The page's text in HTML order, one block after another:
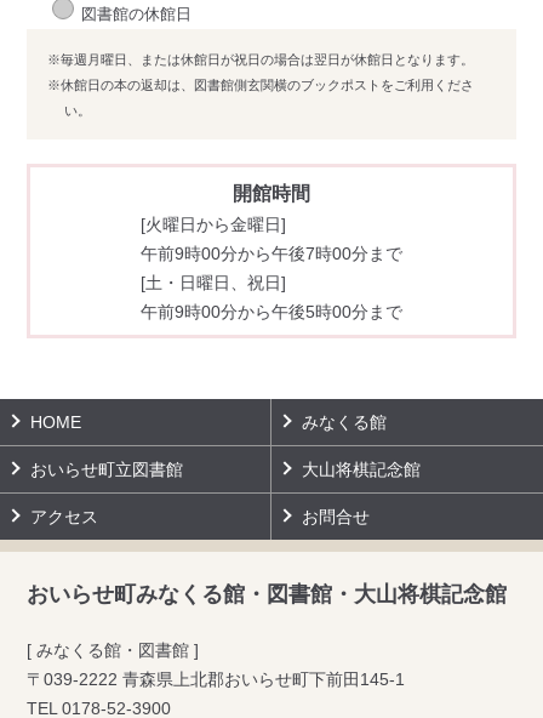
図書館の休館日
※毎週月曜日、または休館日が祝日の場合は翌日が休館日となります。
※休館日の本の返却は、図書館側玄関横のブックポストをご利用くださ
い。
開館時間
[火曜日から金曜日]
午前9時00分から午後7時00分まで
[土・日曜日、祝日]
午前9時00分から午後5時00分まで
HOME みなくる館
おいらせ町立図書館 大山将棋記念館
アクセス お問合せ
おいらせ町みなくる館・図書館・大山将棋記念館
[ みなくる館・図書館 ]
〒039-2222 青森県上北郡おいらせ町下前田145-1
TEL0178-52-3900